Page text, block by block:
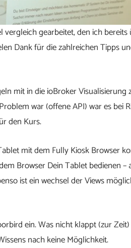
gearbeitet, den ich bereits
Dank für die zahlreichen Tipps
mit in die ioBroker Visualisierung
war (offene API) war es bei
den Kurs.
mit dem Fully Kiosk Browser
Browser Dein Tablet bedienen –
ist ein wechsel der Views
ein. Was nicht klappt (zur
nach keine Möglichkeit.